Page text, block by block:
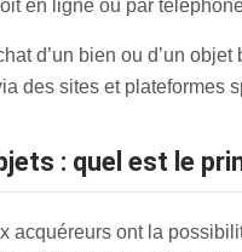
en ligne ou par
d’un bien ou d’un
des sites et plateformes
: quel est le
ont la